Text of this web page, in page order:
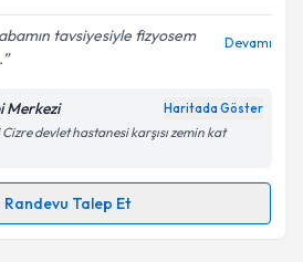
tavsiyesiyle fizyosem
Devamı
Merkezi Haritada Göster
devlet hastanesi karşısı zemin kat
Randevu Talep Et
Talebi